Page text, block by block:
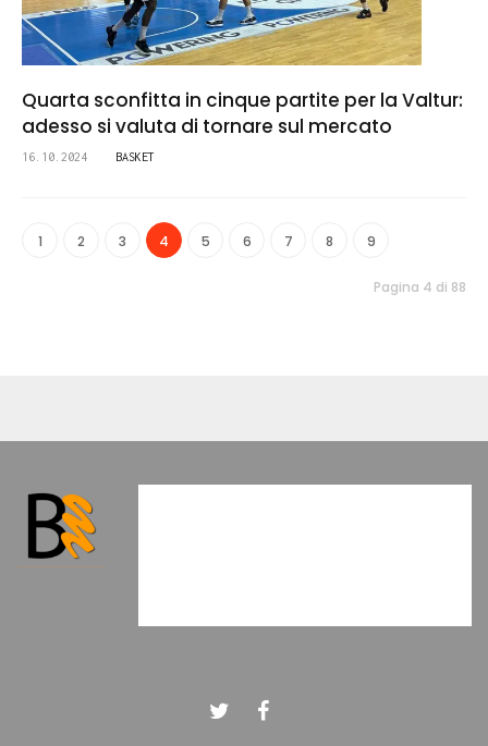
Quarta sconfitta in cinque partite per la Valtur:
adesso si valuta di tornare sul mercato
16.10.2024 BASKET
1 2 3 4 5 6 7 8 9
Pagina 4 di 88